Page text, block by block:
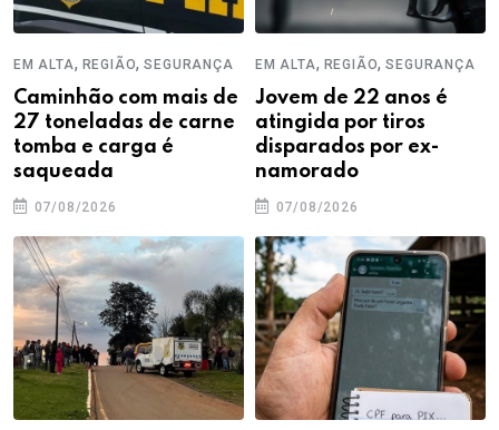
EM ALTA, REGIÃO,SEGURANÇA
Caminhão com mais de
27 toneladas de carne
tomba e carga é
saqueada
07/08/2026
EM ALTA, REGIÃO,SEGURANÇA
Jovem de 22 anos é
atingida por tiros
disparados por ex-
namorado
07/08/2026